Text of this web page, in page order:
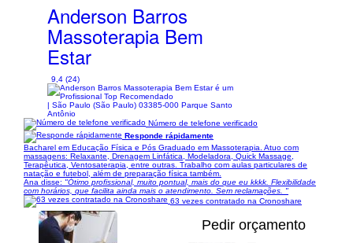
Anderson Barros
Massoterapia Bem
Estar
9,4 (24)
| São Paulo (São Paulo) 03385-000 Parque Santo
Antônio
Número de telefone verificado
Responde rápidamente
Bacharel em Educação Física e Pós Graduado em Massoterapia. Atuo com
massagens: Relaxante, Drenagem Linfática, Modeladora, Quick Massage,
Terapêutica, Ventosaterapia, entre outras. Trabalho com aulas particulares de
natação e futebol, além de preparação física também.
Ana disse: "Ótimo profissional, muito pontual, mais do que eu kkkk. Flexibilidade
com horários, que facilita ainda mais o atendimento. Sem reclamações. "
63 vezes contratado na Cronoshare
Pedir orçamento